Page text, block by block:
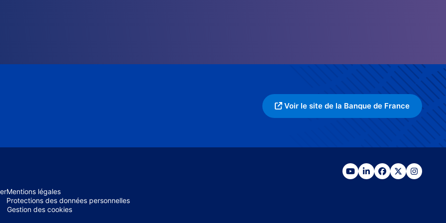
Voir le site de la Banque de France
Mentions légales
Protections des données personnelles
Gestion des cookies